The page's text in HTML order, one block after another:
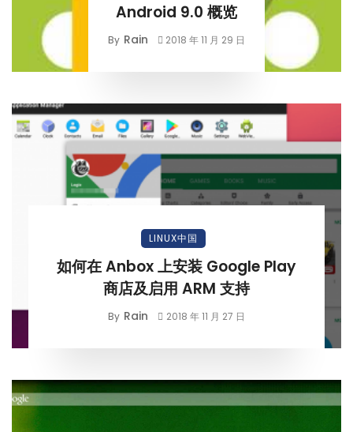
Android 9.0 概览
By Rain 2018 年 11 月 29 日
LINUX中国
如何在 Anbox 上安装 Google Play
商店及启用 ARM 支持
By Rain 2018 年 11 月 27 日